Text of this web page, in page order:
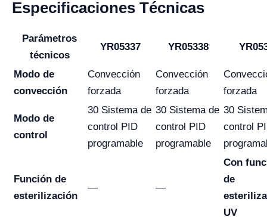
Especificaciones Técnicas
Parámetros
técnicos
YR05337 YR05338
Modo de
convección
Convección
forzada
Convección
forzada
forzada
Modo de
control
30 Sistema de
control PID
programable
30 Sistema de
control PID
programable
30
control
Función de
esterilización
— —
Con
de
UV